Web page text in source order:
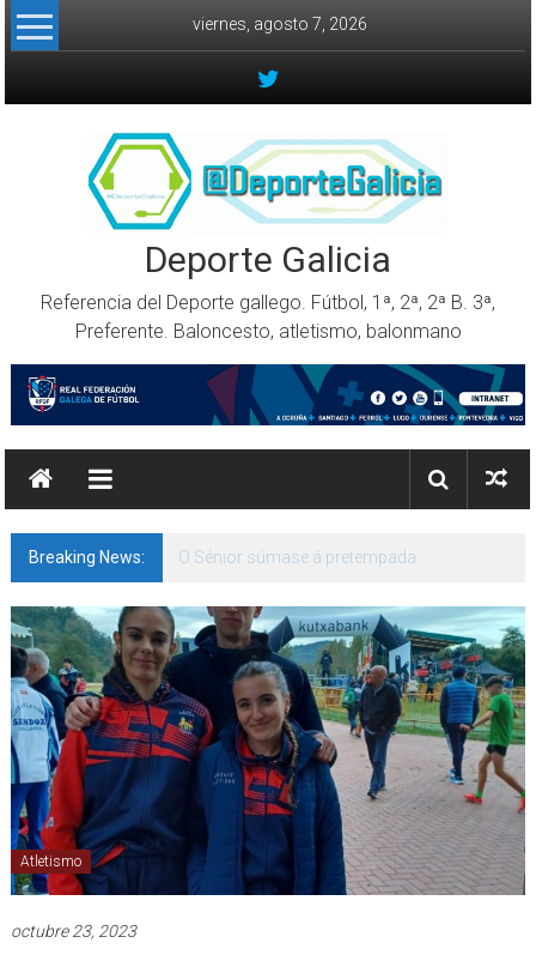
Skip to content
viernes, agosto 7, 2026
Deporte Galicia
Referencia del Deporte gallego. Fútbol, 1ª, 2ª, 2ª B. 3ª,
Preferente. Baloncesto, atletismo, balonmano
Breaking News: 142 bos motivos de ilusión
Atletismo
octubre 23, 2023